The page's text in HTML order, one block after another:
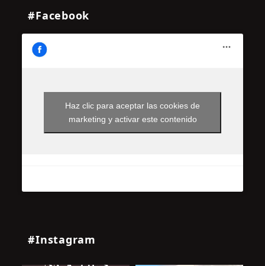
#Facebook
Haz clic para aceptar las cookies de
marketing y activar este contenido
#Instagram